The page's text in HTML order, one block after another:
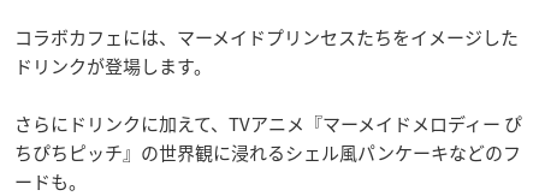
コラボカフェには、マーメイドプリンセスたちをイメージした
ドリンクが登場します。
さらにドリンクに加えて、TVアニメ『マーメイドメロディー ぴ
ちぴちピッチ』の世界観に浸れるシェル風パンケーキなどのフ
ードも。